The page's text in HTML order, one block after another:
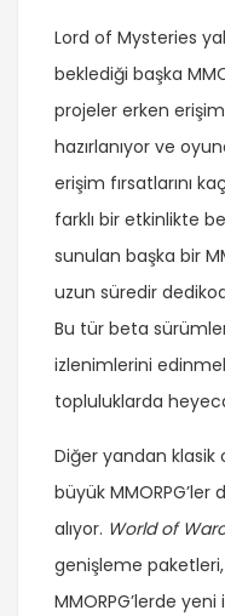
Lord of Mysteries
beklediği başka
projeler erken
hazırlanıyor ve
erişim fırsatlarını
farklı bir etkinlikte
sunulan başka bir
uzun süredir
Bu tür beta
izlenimlerini
topluluklarda
Diğer yandan klasik
büyük
alıyor. World of
genişleme
MMORPG’lerde